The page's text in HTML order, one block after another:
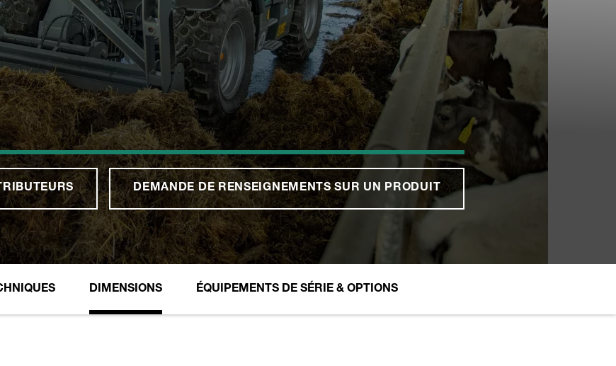
DEMANDE DE RENSEIGNEMENTS SUR UN PRODUIT
DIMENSIONS ÉQUIPEMENTS DE SÉRIE & OPTIONS